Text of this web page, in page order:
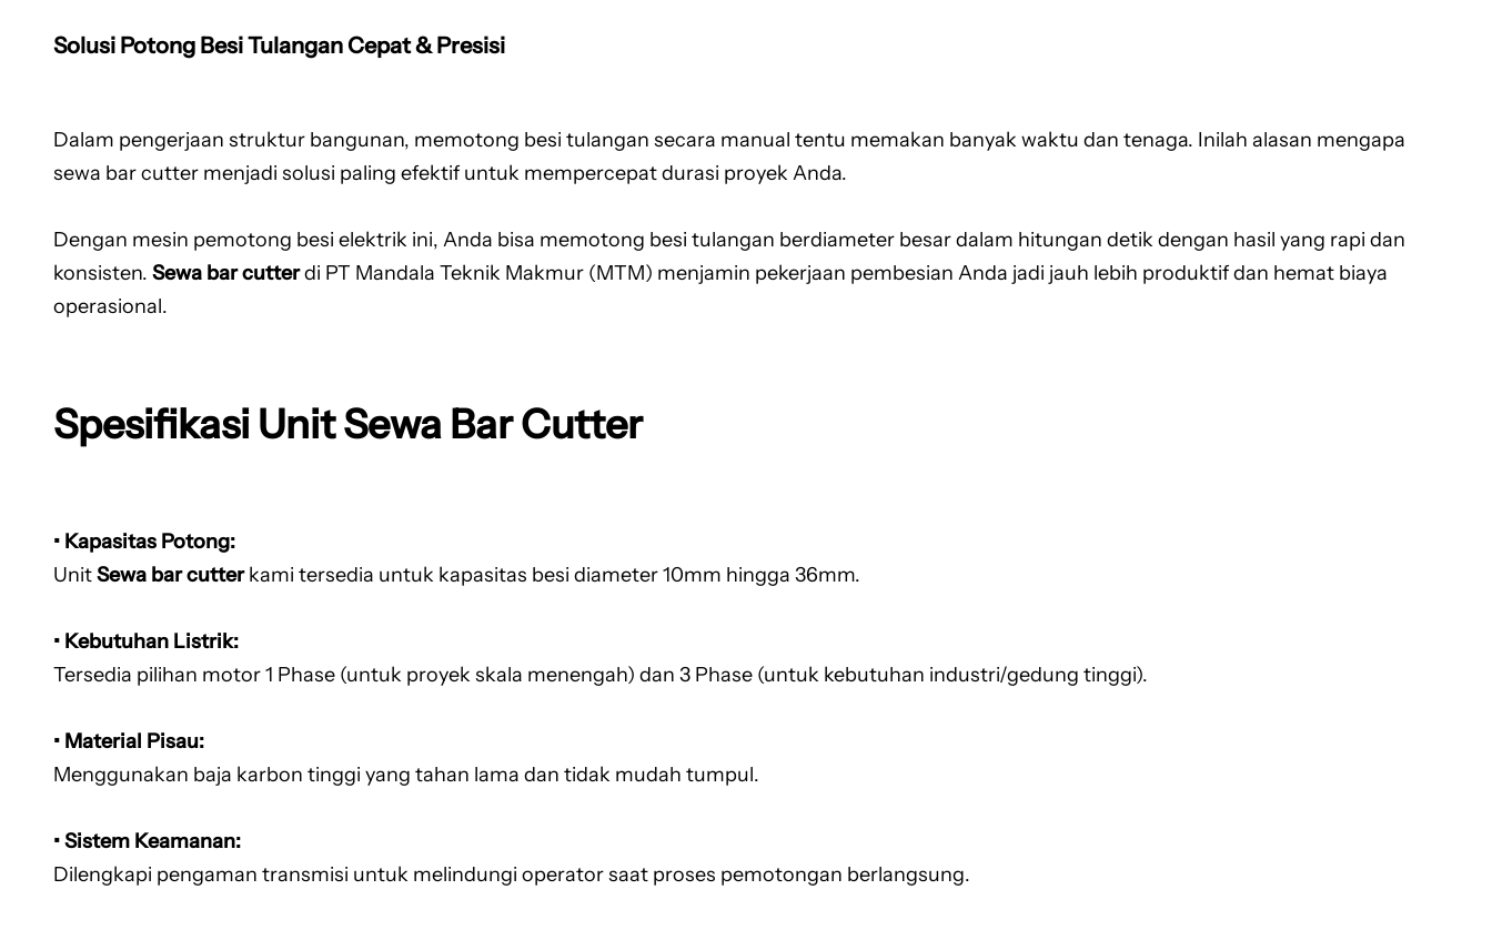
Solusi Potong Besi Tulangan Cepat & Presisi
Dalam pengerjaan struktur bangunan, memotong besi tulangan secara manual tentu memakan banyak waktu dan tenaga. Inilah alasan mengapa
sewa bar cutter menjadi solusi paling efektif untuk mempercepat durasi proyek Anda.
Dengan mesin pemotong besi elektrik ini, Anda bisa memotong besi tulangan berdiameter besar dalam hitungan detik dengan hasil yang rapi dan
konsisten. Sewa bar cutterdi PT Mandala Teknik Makmur (MTM) menjamin pekerjaan pembesian Anda jadi jauh lebih produktif dan hemat biaya
operasional.
Spesifikasi Unit Sewa Bar Cutter
• Kapasitas Potong:
UnitSewa bar cutterkami tersedia untuk kapasitas besi diameter 10mm hingga 36mm.
• Kebutuhan Listrik:
Tersedia pilihan motor 1 Phase (untuk proyek skala menengah) dan 3 Phase (untuk kebutuhan industri/gedung tinggi).
• Material Pisau:
Menggunakan baja karbon tinggi yang tahan lama dan tidak mudah tumpul.
• Sistem Keamanan:
Dilengkapi pengaman transmisi untuk melindungi operator saat proses pemotongan berlangsung.